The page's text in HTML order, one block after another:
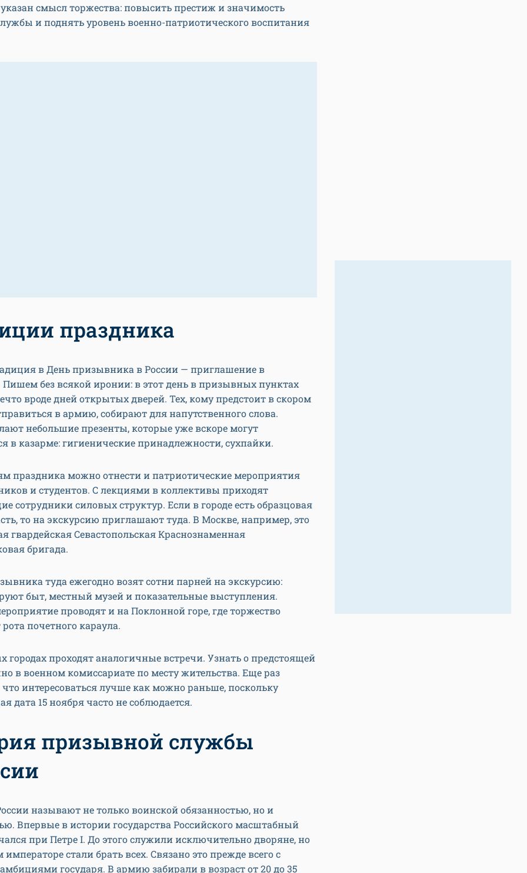
смысл торжества: повысить престиж и значимость
и поднять уровень военно-патриотического воспитания
праздника
в День призывника в России — приглашение в
Пишем без всякой иронии: в этот день в призывных пунктах
вроде дней открытых дверей. Тех, кому предстоит в скором
в армию, собирают для напутственного слова.
небольшие презенты, которые уже вскоре могут
в казарме: гигиенические принадлежности, сухпайки.
праздника можно отнести и патриотические мероприятия
и студентов. С лекциями в коллективы приходят
сотрудники силовых структур. Если в городе есть образцовая
то на экскурсию приглашают туда. В Москве, например, это
гвардейская Севастопольская Краснознаменная
бригада.
туда ежегодно возят сотни парней на экскурсию:
быт, местный музей и показательные выступления.
проводят и на Поклонной горе, где торжество
рота почетного караула.
городах проходят аналогичные встречи. Узнать о предстоящей
в военном комиссариате по месту жительства. Еще раз
интересоваться лучше как можно раньше, поскольку
дата 15 ноября часто не соблюдается.
призывной службы
называют не только воинской обязанностью, но и
Впервые в истории государства Российского масштабный
при Петре I. До этого служили исключительно дворяне, но
стали брать всех. Связано это прежде всего с
государя. В армию забирали в возраст от 20 до 35